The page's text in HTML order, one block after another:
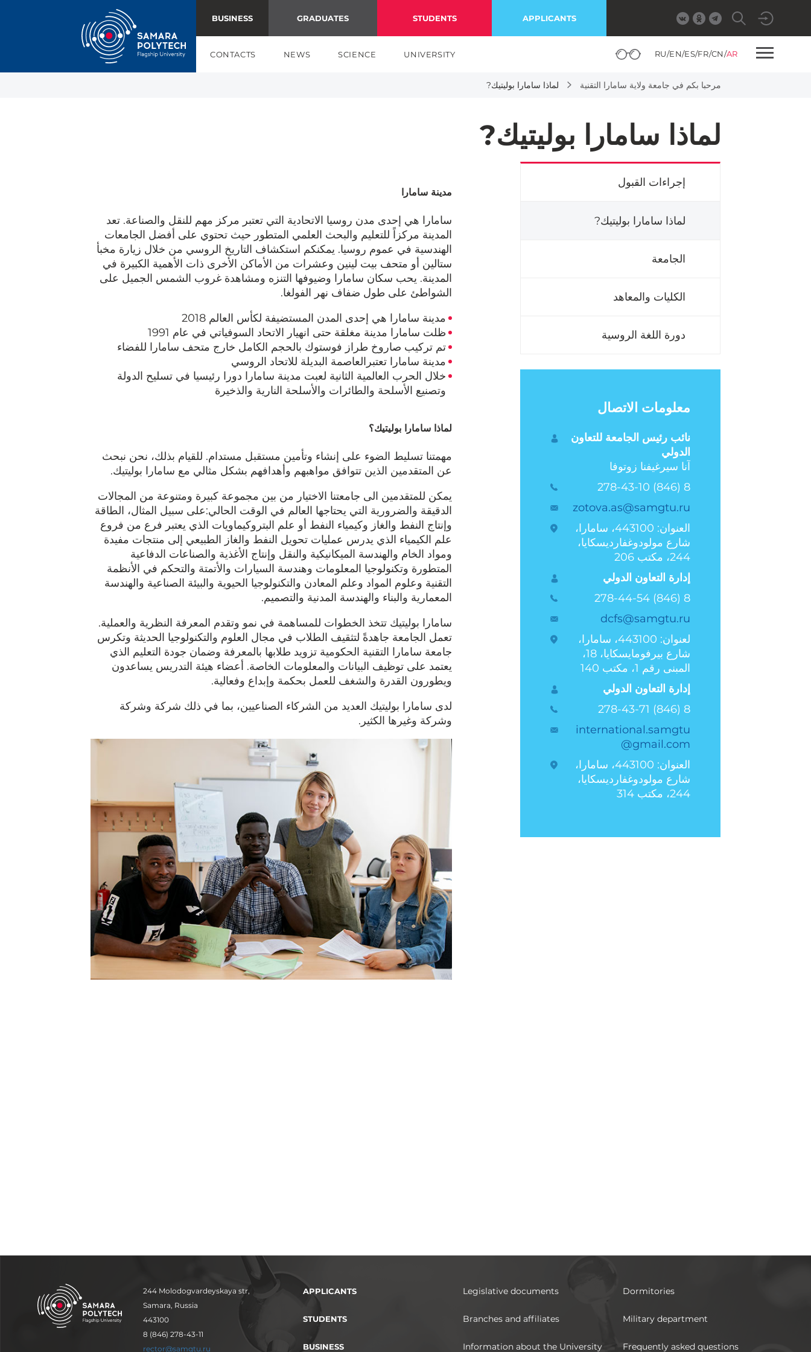
APPLICANTS
STUDENTS
GRADUATES
BUSINESS
UNIVERSITY
SCIENCE
NEWS
CONTACTS RU/EN/ES/FR/CN/AR
مرحبا بكم في جامعة ولاية سامارا التقنية لماذا سامارا بوليتيك?
لماذا سامارا بوليتيك?
مدينة سامارا
سامارا هي إحدى مدن روسيا الاتحادية التي تعتبر مركز مهم للنقل والصناعة. تعد
المدينة مركزاً للتعليم والبحث العلمي المتطور حيث تحتوي على أفضل الجامعات
الهندسية في عموم روسيا. يمكنكم استكشاف التاريخ الروسي من خلال زيارة مخبأ
ستالين أو متحف بيت لينين وعشرات من الأماكن الأخرى ذات الأهمية الكبيرة في
المدينة. يحب سكان سامارا وضيوفها التنزه ومشاهدة غروب الشمس الجميل على
الشواطئ على طول ضفاف نهر الفولغا.
مدينة سامارا هي إحدى المدن المستضيفة لكأس العالم 2018
ظلت سامارا مدينة مغلقة حتى انهيار الاتحاد السوفياتي في عام 1991
تم تركيب صاروخ طراز فوستوك بالحجم الكامل خارج متحف سامارا للفضاء
مدينة سامارا تعتبرالعاصمة البديلة للاتحاد الروسي
خلال الحرب العالمية الثانية لعبت مدينة سامارا دورا رئيسيا في تسليح الدولة
وتصنيع الأسلحة والطائرات والأسلحة النارية والذخيرة
لماذا سامارا بوليتيك؟
مهمتنا تسليط الضوء على إنشاء وتأمين مستقبل مستدام. للقيام بذلك، نحن نبحث
عن المتقدمين الذين تتوافق مواهبهم وأهدافهم بشكل مثالي مع سامارا بوليتيك.
يمكن للمتقدمين الى جامعتنا الاختيار من بين مجموعة كبيرة ومتنوعة من المجالات
الدقيقة والضرورية التي يحتاجها العالم في الوقت الحالي:على سبيل المثال، الطاقة
وإنتاج النفط والغاز وكيمياء النفط أو علم البتروكيماويات الذي يعتبر فرع من فروع
علم الكيمياء الذي يدرس عمليات تحويل النفط والغاز الطبيعي إلى منتجات مفيدة
ومواد الخام والهندسة الميكانيكية والنقل وإنتاج الأغذية والصناعات الدفاعية
المتطورة وتكنولوجيا المعلومات وهندسة السيارات والأتمتة والتحكم في الأنظمة
التقنية وعلوم المواد وعلم المعادن والتكنولوجيا الحيوية والبيئة الصناعية والهندسة
المعمارية والبناء والهندسة المدنية والتصميم.
سامارا بوليتيك تتخذ الخطوات للمساهمة في نمو وتقدم المعرفة النظرية والعملية.
تعمل الجامعة جاهدةً لتثقيف الطلاب في مجال العلوم والتكنولوجيا الحديثة وتكرس
جامعة سامارا التقنية الحكومية تزويد طلابها بالمعرفة وضمان جودة التعليم الذي
يعتمد على توظيف البيانات والمعلومات الخاصة. أعضاء هيئة التدريس يساعدون
ويطورون القدرة والشغف للعمل بحكمة وإبداع وفعالية.
لدى سامارا بوليتيك العديد من الشركاء الصناعيين، بما في ذلك شركة وشركة
وشركة وغيرها الكثير.
إجراءات القبول
لماذا سامارا بوليتيك?
الجامعة
الكليات والمعاهد
دورة اللغة الروسية
معلومات الاتصال
نائب رئيس الجامعة للتعاون
الدولي
آنا سيرغيفنا زوتوفا
8 (846) 278-43-10
zotova.as@samgtu.ru
العنوان: 443100، سامارا،
شارع مولودوغفارديسكايا،
244، مكتب 206
إدارة التعاون الدولي
8 (846) 278-44-54
dcfs@samgtu.ru
لعنوان: 443100، سامارا،
شارع بيرفومايسكايا، 18،
المبنى رقم 1، مكتب 140
إدارة التعاون الدولي
8 (846) 278-43-71
international.samgtu
@gmail.com
العنوان: 443100، سامارا،
شارع مولودوغفارديسكايا،
244، مكتب 314
244 Molodogvardeyskaya str,
Samara, Russia
443100
8 (846) 278-43-11
rector@samgtu.ru
APPLICANTS
STUDENTS
BUSINESS
Legislative documents
Branches and affiliates
Information about the University
Dormitories
Military department
Frequently asked questions